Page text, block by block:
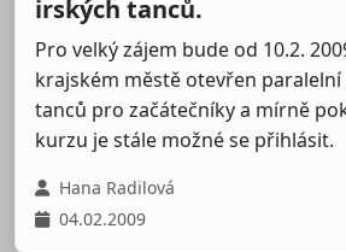
irských tanců.
Pro velký zájem bude od 10.2.
krajském městě otevřen
tanců pro začátečníky a mírně
kurzu je stále možné se přihlásit.
Hana Radilová
04.02.2009